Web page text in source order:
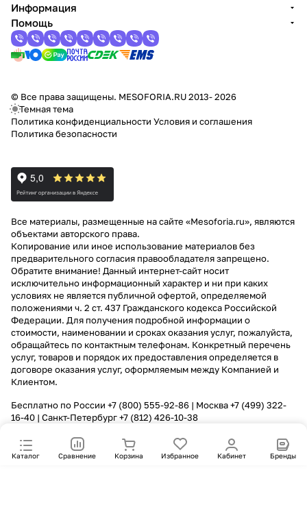
Каталог Сравнение Корзина Избранное Кабинет Бренды
Информация
Помощь
© Все права защищены. MESOFORIA.RU 2013- 2026
Темная тема
Политика конфиденциальности Условия и соглашения
Политика безопасности
Все материалы, размещенные на сайте «Mesoforia.ru», являются
объектами авторского права.
Копирование или иное использование материалов без
предварительного согласия правообладателя запрещено.
Обратите внимание! Данный интернет-сайт носит
исключительно информационный характер и ни при каких
условиях не является публичной офертой, определяемой
положениями ч. 2 ст. 437 Гражданского кодекса Российской
Федерации. Для получения подробной информации о
стоимости, наименовании и сроках оказания услуг, пожалуйста,
обращайтесь по контактным телефонам. Конкретный перечень
услуг, товаров и порядок их предоставления определяется в
договоре оказания услуг, оформляемым между Компанией и
Клиентом.
Бесплатно по России +7 (800) 555-92-86 | Москва+7 (499) 322-
16-40 | Санкт-Петербург+7 (812) 426-10-38